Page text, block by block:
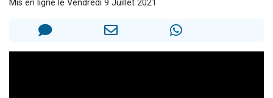
Il reste 49 places pour étudier en groupe sur Zoom
Mis en ligne le Vendredi 9 Juillet 2021